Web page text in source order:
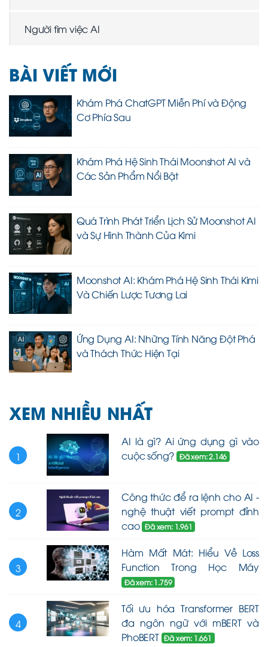
Người tìm việc AI
BÀI VIẾT MỚI
Khám Phá ChatGPT Miễn Phí và Động
Cơ Phía Sau
Khám Phá Hệ Sinh Thái Moonshot AI và
Các Sản Phẩm Nổi Bật
Quá Trình Phát Triển Lịch Sử Moonshot AI
và Sự Hình Thành Của Kimi
Moonshot AI: Khám Phá Hệ Sinh Thái Kimi
Và Chiến Lược Tương Lai
Ứng Dụng AI: Những Tính Năng Đột Phá
và Thách Thức Hiện Tại
XEM NHIỀU NHẤT
1
AI là gì? Ai ứng dụng gì vào
cuộc sống? Đã xem: 2.146
2
Công thức để ra lệnh cho AI -
nghệ thuật viết prompt đỉnh
cao Đã xem: 1.961
3
Hàm Mất Mát: Hiểu Về Loss
Function Trong Học Máy
Đã xem: 1.759
4
Tối ưu hóa Transformer BERT
đa ngôn ngữ với mBERT và
PhoBERT Đã xem: 1.661